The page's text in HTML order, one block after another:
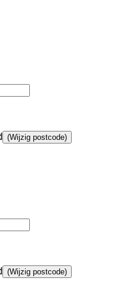
(Wijzig postcode)
(Wijzig postcode)